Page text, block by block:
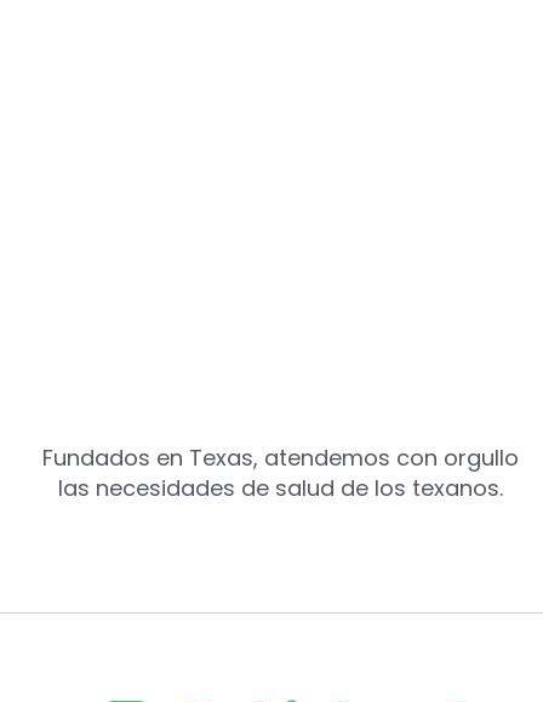
Fundados en Texas, atendemos con orgullo
las necesidades de salud de los texanos.